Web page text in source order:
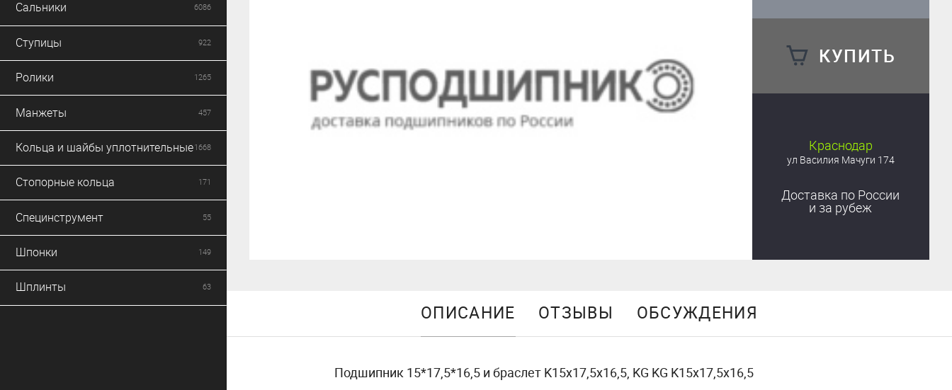
Сальники 6086
Ступицы 922
Ролики 1265
Манжеты 457
Кольца и шайбы уплотнительные1668
Стопорные кольца 171
Специнструмент 55
Шпонки 149
Шплинты 63
КУПИТЬ
Краснодар
ул Василия Мачуги 174
Доставка по России
и за рубеж
ОПИСАНИЕ ОТЗЫВЫ ОБСУЖДЕНИЯ
Подшипник 15*17,5*16,5 и браслет K15x17,5x16,5, KG KG K15x17,5x16,5